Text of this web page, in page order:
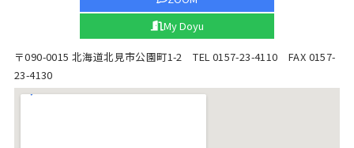
My Doyu
〒090-0015 北海道北見市公園町1-2 TEL 0157-23-4110 FAX 0157-
23-4130